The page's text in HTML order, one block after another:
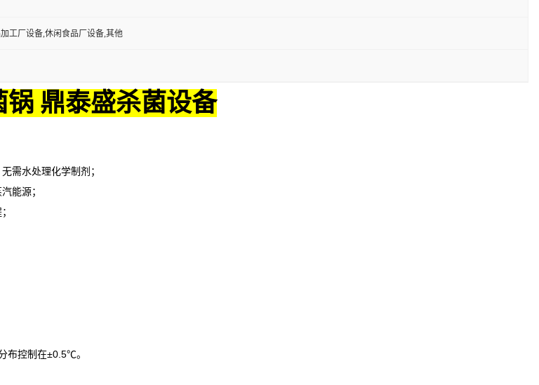
工厂设备,休闲食品厂设备,其他
鼎泰盛杀菌设备
需水处理化学制剂；
能源；
布控制在±0.5℃。